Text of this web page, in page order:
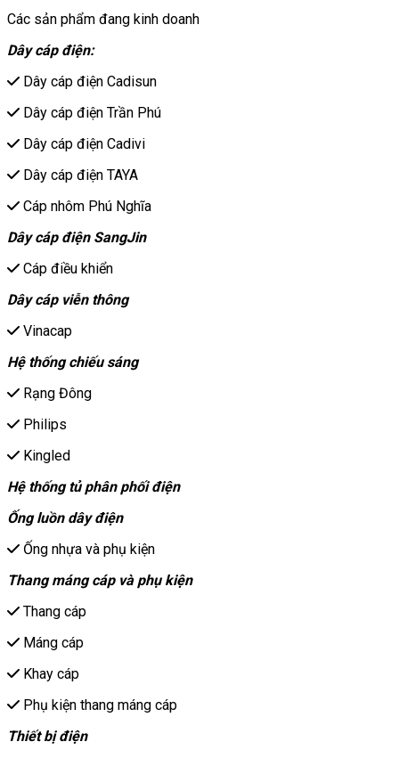
Các sản phẩm đang kinh doanh
Dây cáp điện:
Dây cáp điện Cadisun
Dây cáp điện Trần Phú
Dây cáp điện Cadivi
Dây cáp điện TAYA
Cáp nhôm Phú Nghĩa
Dây cáp điện SangJin
Cáp điều khiển
Dây cáp viễn thông
Vinacap
Hệ thống chiếu sáng
Rạng Đông
Philips
Kingled
Hệ thống tủ phân phối điện
Ống luồn dây điện
Ống nhựa và phụ kiện
Thang máng cáp và phụ kiện
Thang cáp
Máng cáp
Khay cáp
Phụ kiện thang máng cáp
Thiết bị điện